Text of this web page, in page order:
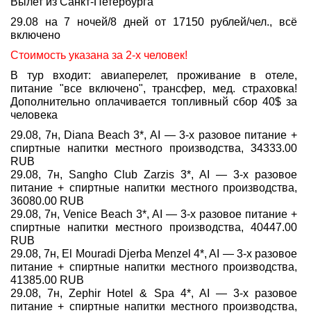
Спецпредложения
Праздничные туры
Страны и направления
Поиск тура
Туры по России
Автобусные туры
Круизы
Туры на пароме
Авиабилеты
Туристическая страховка
29.08 на 7 ночей/8 дней от 17150 рублей/чел., всё
включено
Стоимость указана за 2-х человек!
В тур входит: авиаперелет, проживание в отеле,
питание "все включено", трансфер, мед. страховка!
Дополнительно оплачивается топливный сбор 40$ за
человека
29.08, 7н, Diana Beach 3*, AI — 3-х разовое питание +
спиртные напитки местного производства, 34333.00
RUB
29.08, 7н, Sangho Club Zarzis 3*, AI — 3-х разовое
питание + спиртные напитки местного производства,
36080.00 RUB
29.08, 7н, Venice Beach 3*, AI — 3-х разовое питание +
спиртные напитки местного производства, 40447.00
RUB
29.08, 7н, El Mouradi Djerba Menzel 4*, AI — 3-х разовое
питание + спиртные напитки местного производства,
41385.00 RUB
29.08, 7н, Zephir Hotel & Spa 4*, AI — 3-х разовое
питание + спиртные напитки местного производства,